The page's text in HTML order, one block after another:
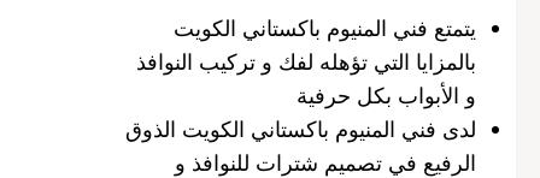
يتمتع فني المنيوم باكستاني الكويت
بالمزايا التي تؤهله لفك و تركيب النوافذ
و الأبواب بكل حرفية
لدى فني المنيوم باكستاني الكويت الذوق
الرفيع في تصميم شترات للنوافذ و